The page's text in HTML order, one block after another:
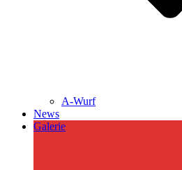
A-Wurf
News
Galerie